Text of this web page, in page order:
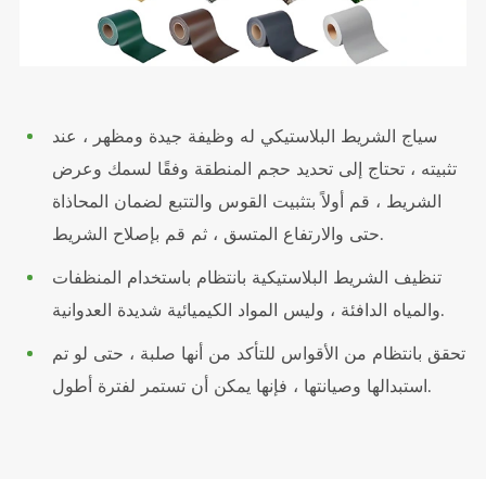
سياج الشريط البلاستيكي له وظيفة جيدة ومظهر ، عند
تثبيته ، تحتاج إلى تحديد حجم المنطقة وفقًا لسمك وعرض
الشريط ، قم أولاً بتثبيت القوس والتتبع لضمان المحاذاة
حتى والارتفاع المتسق ، ثم قم بإصلاح الشريط.
تنظيف الشريط البلاستيكية بانتظام باستخدام المنظفات
والمياه الدافئة ، وليس المواد الكيميائية شديدة العدوانية.
تحقق بانتظام من الأقواس للتأكد من أنها صلبة ، حتى لو تم
استبدالها وصيانتها ، فإنها يمكن أن تستمر لفترة أطول.